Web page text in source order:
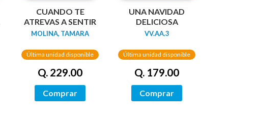
CUANDO TE
ATREVAS A SENTIR
MOLINA, TAMARA
Última unidad disponible
Q. 229.00
Comprar
UNA NAVIDAD
DELICIOSA
VV.AA.3
Última unidad disponible
Q. 179.00
Comprar